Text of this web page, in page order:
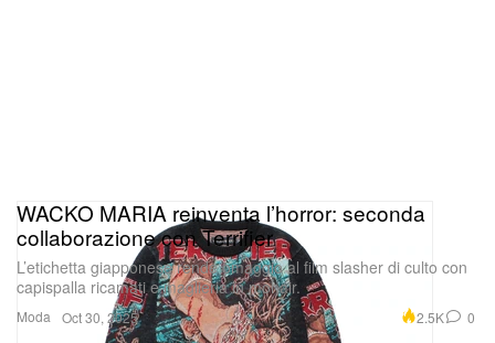
Moda
WACKO MARIA reinventa l’horror: seconda
collaborazione con Terrifier
L’etichetta giapponese rende omaggio al film slasher di culto con
capispalla ricamati e maglieria in mohair.
Oct 30, 2025 2.5K 0